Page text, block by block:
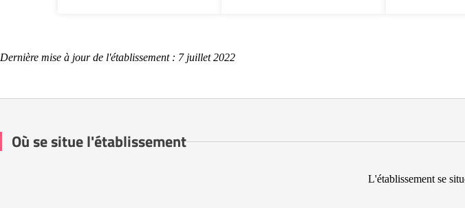
Dernière mise à jour de l'établissement : 7 juillet 2022
Où se situe l'établissement
L'établissement se